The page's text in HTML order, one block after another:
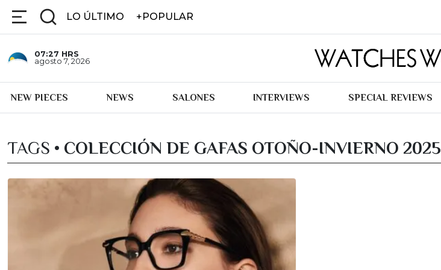
LO ÚLTIMO +POPULAR
07:27 HRS
agosto 7, 2026
NEW PIECES NEWS SALONES INTERVIEWS SPECIAL REVIEWS
TAGS • COLECCIÓN DE GAFAS OTOÑO-INVIERNO 2025